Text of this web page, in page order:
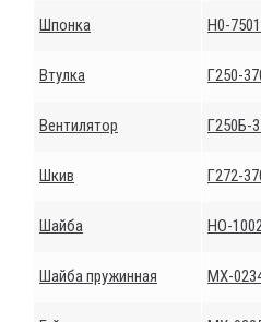
Шпонка Н0-7501
Втулка Г250-
Вентилятор Г250Б-
Шкив Г272-
Шайба НО-
Шайба пружинная МХ-